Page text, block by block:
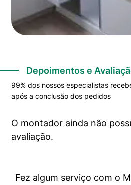
Depoimentos e
99% dos nossos especialistas
após a conclusão dos pedidos
O montador ainda não
avaliação.
Fez algum serviço com o